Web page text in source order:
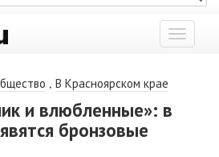
Показать
меню
, В Красноярском крае
и влюбленные»: в
бронзовые